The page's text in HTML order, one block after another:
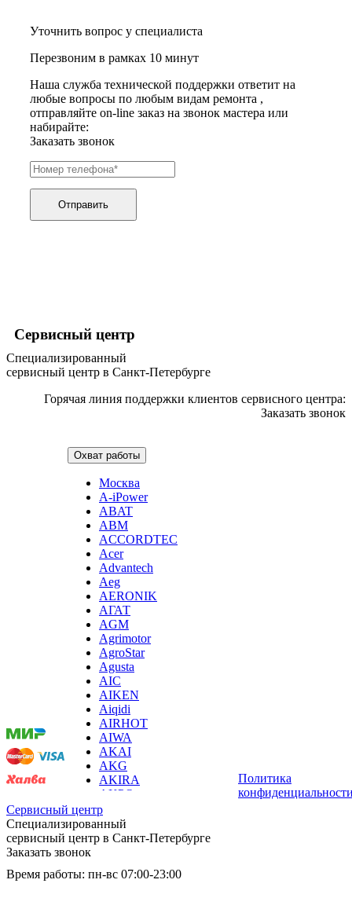
гидроциклов
гильотинных ножей
гладильных систем
глинтвейн-мейкеров
глубинных вибраторов
гомогенизаторов
gps часов
gps навигаторов
gps трекеров
градирней
графических планшетов
граниторов
грилей для кур
грилей для шаурмы
громкоговорителей
гвоздезабивных пистолетов
hd-медиаплееров
хлеборезок
холодильников
холодильных шкафов
homepod
хот-дог мейкеров
хотдогниц
хромбуков
хьюмидоров
ибп
игровых приставок
игрушек
игрушек на радиоуправлении
imac
имитаторов верховой езды
инерционных массажеров
инфузионных насосов
ингаляторов
инкубаторов
инспекционных камер, видеоскопов
инструментов для опресовки труб
интегральных усилителей
интеллектуальных блокнотов
интерактивных досок
интерактивных панелей, цифровых постеров
интерактивных комплексов
интерфейсных модулей
инверторов
ионизаторов
ip телефонов
ipad
Уточнить вопрос у специалиста
Перезвоним в рамках 10 минут
Наша служба технической поддержки ответит на
любые вопросы по любым видам ремонта ,
отправляйте on-line заказ на звонок мастера или
набирайте:
Заказать звонок
Отправить
Сервисный центр
Специализированный
сервисный центр в Санкт-Петербурге
Горячая линия поддержки клиентов сервисного центра:
Заказать звонок
Охват работы
Москва
A-iPower
ABAT
ABM
ACCORDTEC
Acer
Advantech
Aeg
AERONIK
АГАТ
AGM
Agrimotor
AgroStar
Agusta
AIC
AIKEN
Aiqidi
AIRHOT
AIWA
AKAI
AKG
AKIRA
AKPO
Aksa
AL-KO
ALCATEL
ALLFA
Политика
Сервисный центр
Специализированный
сервисный центр в Санкт-Петербурге
Заказать звонок
Время работы: пн-вс 07:00-23:00